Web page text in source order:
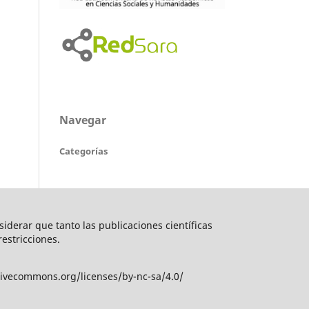
Navegar
Categorías
que tanto las publicaciones científicas
licenses/by-nc-sa/4.0/